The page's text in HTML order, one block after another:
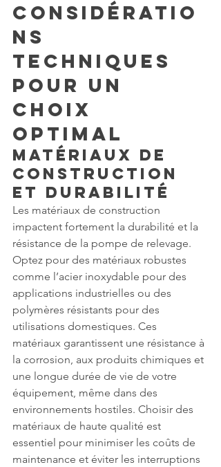
Considératio
ns
Techniques
pour un
Choix
Optimal
Matériaux de
Construction
et Durabilité
Les matériaux de construction
impactent fortement la durabilité et la
résistance de la pompe de relevage.
Optez pour des matériaux robustes
comme l’acier inoxydable pour des
applications industrielles ou des
polymères résistants pour des
utilisations domestiques. Ces
matériaux garantissent une résistance à
la corrosion, aux produits chimiques et
une longue durée de vie de votre
équipement, même dans des
environnements hostiles. Choisir des
matériaux de haute qualité est
essentiel pour minimiser les coûts de
maintenance et éviter les interruptions